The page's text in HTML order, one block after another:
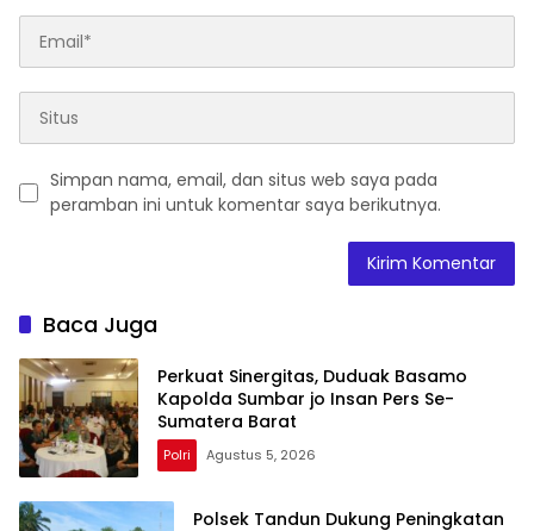
Simpan nama, email, dan situs web saya pada
peramban ini untuk komentar saya berikutnya.
Baca Juga
Perkuat Sinergitas, Duduak Basamo
Kapolda Sumbar jo Insan Pers Se-
Sumatera Barat
Polri Agustus 5, 2026
Polsek Tandun Dukung Peningkatan